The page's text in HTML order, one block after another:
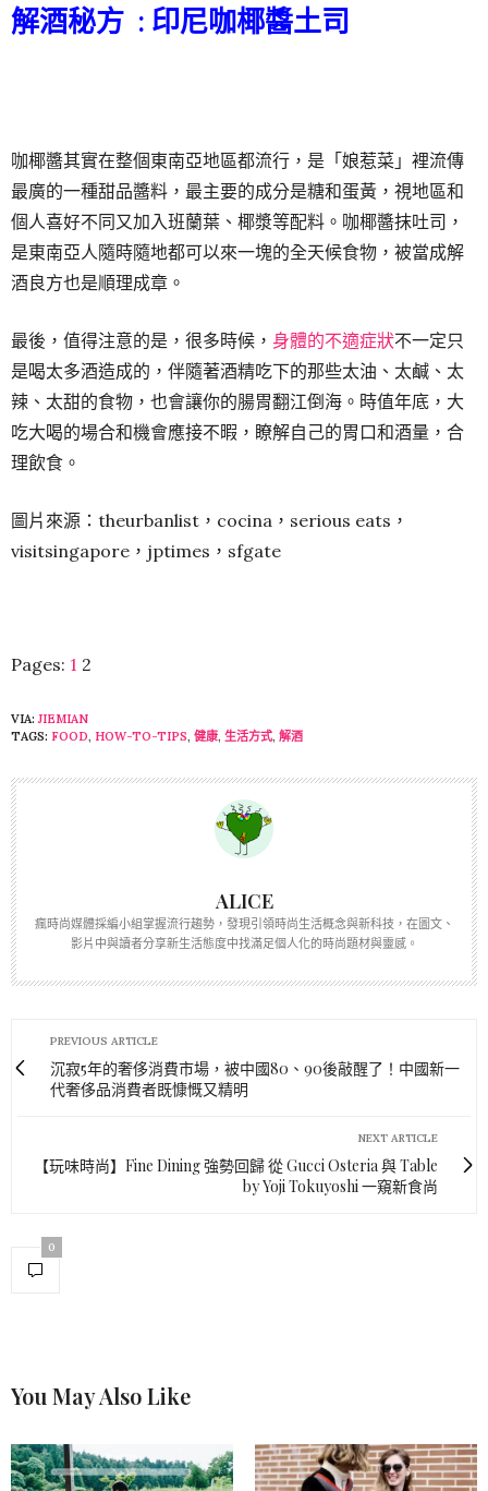
解酒秘方 : 印尼咖椰醬土司
咖椰醬其實在整個東南亞地區都流行，是「娘惹菜」裡流傳
最廣的一種甜品醬料，最主要的成分是糖和蛋黃，視地區和
個人喜好不同又加入班蘭葉、椰漿等配料。咖椰醬抹吐司，
是東南亞人隨時隨地都可以來一塊的全天候食物，被當成解
酒良方也是順理成章。
最後，值得注意的是，很多時候， 身體的不適症狀不一定只
是喝太多酒造成的，伴隨著酒精吃下的那些太油、太鹹、太
辣、太甜的食物，也會讓你的腸胃翻江倒海。時值年底，大
吃大喝的場合和機會應接不暇，瞭解自己的胃口和酒量，合
理飲食。
圖片來源：theurbanlist，cocina，serious eats，
visitsingapore，jptimes，sfgate
Pages: 1 2
VIA: JIEMIAN
TAGS: FOOD, HOW-TO-TIPS, 健康, 生活方式, 解酒
ALICE
瘋時尚媒體採編小組掌握流行趨勢，發現引領時尚生活概念與新科技，在圖文、
影片中與讀者分享新生活態度中找滿足個人化的時尚題材與靈感。
PREVIOUS ARTICLE
沉寂5年的奢侈消費市場，被中國80、90後敲醒了！中國新一
代奢侈品消費者既慷慨又精明
NEXT ARTICLE
【玩味時尚】Fine Dining 強勢回歸 從 Gucci Osteria 與 Table
by Yoji Tokuyoshi 一窺新食尚
0
You May Also Like